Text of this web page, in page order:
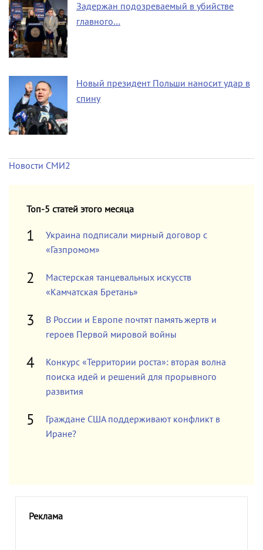
Задержан подозреваемый в убийстве
главного…
Новый президент Польши наносит удар в
спину
Новости СМИ2
Топ-5 статей этого месяца
Украина подписали мирный договор с
«Газпромом»
Мастерская танцевальных искусств
«Камчатская Бретань»
В России и Европе почтят память жертв и
героев Первой мировой войны
Конкурс «Территории роста»: вторая волна
поиска идей и решений для прорывного
развития
Граждане США поддерживают конфликт в
Иране?
Реклама